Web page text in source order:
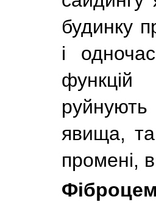
будинку
і
явища,
промені,